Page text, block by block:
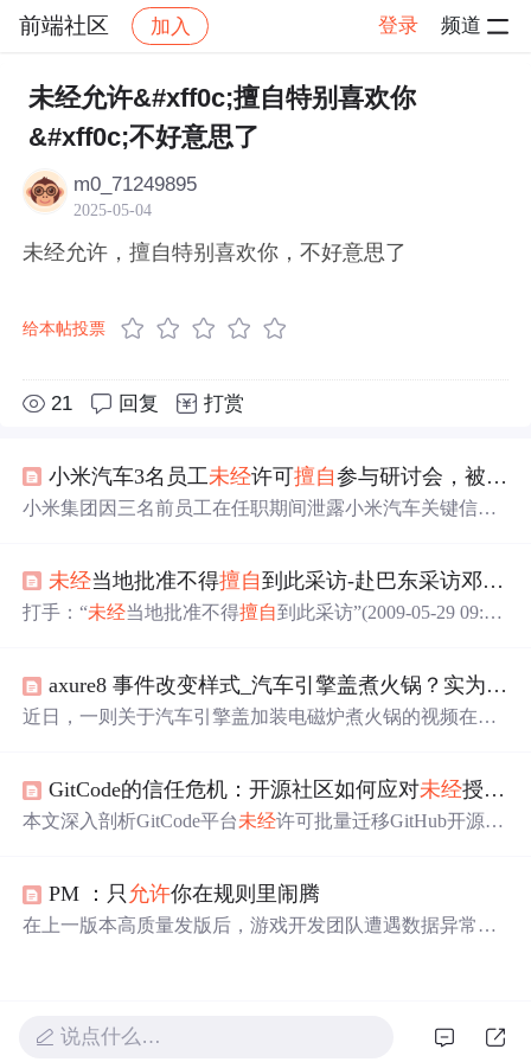
前端社区 加入 登录 频道
社区 前端社区 感慨 帖子详情
未经允许&#xff0c;擅自特别喜欢你
&#xff0c;不好意思了
m0_71249895
2025-05-04
未经允许，擅自特别喜欢你，不好意思了
给本帖投票
21 回复 打赏
小米汽车3名员工未经许可擅自参与研讨会，被辞退！
小米集团因三名前员工在任职期间泄露小米汽车关键信息
以预防数据泄露。云盒子提供了全面的数据安全解决方
案，包括业务系统数据保护和合规的跨网文件交换措施。
未经当地批准不得擅自到此采访-赴巴东采访邓案记者被围殴
打手：“未经当地批准不得擅自到此采访”(2009-05-29 09:50:
员邓玉娇刺死官员案一直备受媒体关注。昨天两名在巴东
县野三关镇采访此案的记者被当地不明身份的人围攻殴
axure8 事件改变样式_汽车引擎盖煮火锅？实为改装样式 交警：
近日，一则关于汽车引擎盖加装电磁炉煮火锅的视频在网
家透露，这只是恶搞设计，实际并未具备烹饪功能。此类
改装行为未经车管部门批准将被视为违法。
GitCode的信任危机：开源社区如何应对未经授权的项目迁移
本文深入剖析GitCode平台未经许可批量迁移GitHub开源项
律（开源许可证约束）、技术（元数据标记与CI校验）和
社区（舆论监督与声誉机制）三个维度阐述开源社区的自
PM ：只 允许你在规则里闹腾
在上一版本高质量发版后，游戏开发团队遭遇数据异常挑
确认及全员参与。
说点什么…